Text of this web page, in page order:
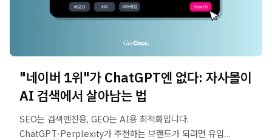
"네이버 1위"가 ChatGPT엔 없다: 자사몰이
AI 검색에서 살아남는 법
SEO는 검색엔진용, GEO는 AI용 최적화입니다.
ChatGPT·Perplexity가 추천하는 브랜드가 되려면 유입